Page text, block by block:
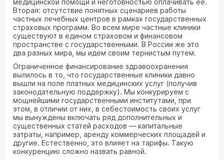
медицинской помощи и неготовностью оплачивать ее.
Вторая: отсутствие понятных сценариев работы
частных лечебных центров в рамках государственных
страховых программ. Во всем мире частные клиники
существуют в едином страховом и финансовом
пространстве с государственными. В России же это
два разных мира, мы идем своим тернистым путем.
Ограниченное финансирование здравоохранения
вылилось в то, что государственные клиники давно
вышли на поле платных медицинских услуг (получив
законодательную поддержку). Мы конкурируем с
мощнейшими государственными институтами, при
этом, в отличии от них, в себестоимость своих услуг
мы вынуждены включать ряд дополнительных и
существенных статей расходов — капитальные
затраты, например, аренду коммерческих площадей и
другие. Естественно, это влияет на тарифы. Такую
конкуренцию сложно назвать равной.